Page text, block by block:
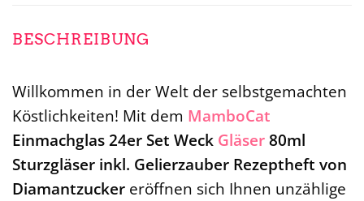
BESCHREIBUNG
Willkommen in der Welt der selbstgemachten
Köstlichkeiten! Mit dem MamboCat
Einmachglas 24er Set Weck Gläser80ml
Sturzgläser inkl. Gelierzauber Rezeptheft von
Diamantzucker eröffnen sich Ihnen unzählige